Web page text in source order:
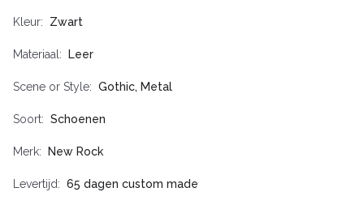
Kleur Zwart
Materiaal Leer
Scene or Style Gothic, Metal
Soort Schoenen
Merk New Rock
Levertijd 65 dagen custom made